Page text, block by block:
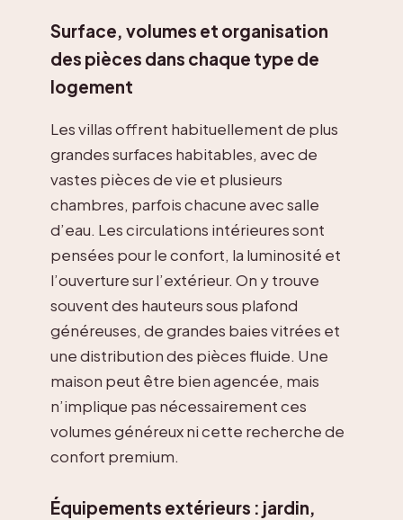
Surface, volumes et organisation
des pièces dans chaque type de
logement
Les villas offrent habituellement de plus
grandes surfaces habitables, avec de
vastes pièces de vie et plusieurs
chambres, parfois chacune avec salle
d’eau. Les circulations intérieures sont
pensées pour le confort, la luminosité et
l’ouverture sur l’extérieur. On y trouve
souvent des hauteurs sous plafond
généreuses, de grandes baies vitrées et
une distribution des pièces fluide. Une
maison peut être bien agencée, mais
n’implique pas nécessairement ces
volumes généreux ni cette recherche de
confort premium.
Équipements extérieurs : jardin,